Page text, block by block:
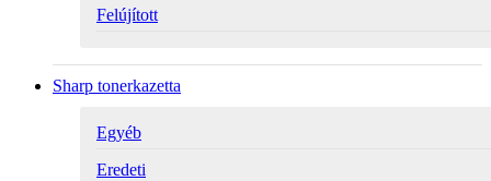
Felújított
Sharp tonerkazetta
Egyéb
Eredeti